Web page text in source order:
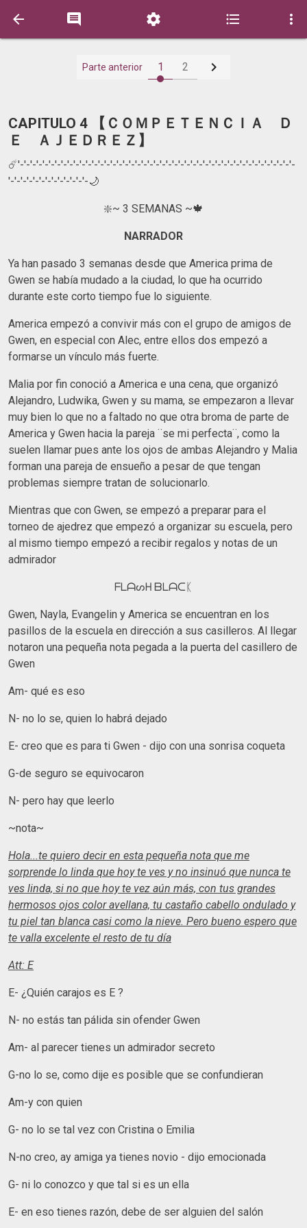
    
Parte anterior 1 2 
CAPITULO 4 【 ＣＯＭＰＥＴＥＮＣＩＡ Ｄ
Ｅ ＡＪＥＤＲＥＺ】
☄️'-'-'-'-'-'-'-'-'-'-'-'-'-'-'-'-'-'-'-'-'-'-'-'-'-'-'-'-'-'-'-'-'-'-'-'-'-'-'-'-'-'-'-'-'-
'-'-'-'-'-'-'-'-'-'-'-'-'-🌙
❇️~ 3 SEMANAS ~🍁
NARRADOR
Ya han pasado 3 semanas desde que America prima de
Gwen se había mudado a la ciudad, lo que ha ocurrido
durante este corto tiempo fue lo siguiente.
America empezó a convivir más con el grupo de amigos de
Gwen, en especial con Alec, entre ellos dos empezó a
formarse un vínculo más fuerte.
Malia por fin conoció a America e una cena, que organizó
Alejandro, Ludwika, Gwen y su mama, se empezaron a llevar
muy bien lo que no a faltado no que otra broma de parte de
America y Gwen hacia la pareja ¨se mi perfecta¨, como la
suelen llamar pues ante los ojos de ambas Alejandro y Malia
forman una pareja de ensueño a pesar de que tengan
problemas siempre tratan de solucionarlo.
Mientras que con Gwen, se empezó a preparar para el
torneo de ajedrez que empezó a organizar su escuela, pero
al mismo tiempo empezó a recibir regalos y notas de un
admirador
ᖴᒪᗩᔕᕼ ᗷᒪᗩᑕᛕ
Gwen, Nayla, Evangelin y America se encuentran en los
pasillos de la escuela en dirección a sus casilleros. Al llegar
notaron una pequeña nota pegada a la puerta del casillero de
Gwen
Am- qué es eso
N- no lo se, quien lo habrá dejado
E- creo que es para ti Gwen - dijo con una sonrisa coqueta
G-de seguro se equivocaron
N- pero hay que leerlo
~nota~
Hola...te quiero decir en esta pequeña nota que me
sorprende lo linda que hoy te ves y no insinuó que nunca te
ves linda, si no que hoy te vez aún más, con tus grandes
hermosos ojos color avellana, tu castaño cabello ondulado y
tu piel tan blanca casi como la nieve. Pero bueno espero que
te valla excelente el resto de tu día
Att: E
E- ¿Quién carajos es E ?
N- no estás tan pálida sin ofender Gwen
Am- al parecer tienes un admirador secreto
G-no lo se, como dije es posible que se confundieran
Am-y con quien
G- no lo se tal vez con Cristina o Emilia
N-no creo, ay amiga ya tienes novio - dijo emocionada
G- ni lo conozco y que tal si es un ella
E- en eso tienes razón, debe de ser alguien del salón